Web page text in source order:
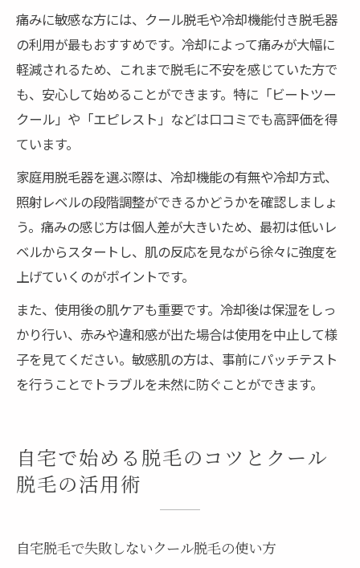
痛みに敏感な方には、クール脱毛や冷却機能付き脱毛器
の利用が最もおすすめです。冷却によって痛みが大幅に
軽減されるため、これまで脱毛に不安を感じていた方で
も、安心して始めることができます。特に「ビートツー
クール」や「エピレスト」などは口コミでも高評価を得
ています。
家庭用脱毛器を選ぶ際は、冷却機能の有無や冷却方式、
照射レベルの段階調整ができるかどうかを確認しましょ
う。痛みの感じ方は個人差が大きいため、最初は低いレ
ベルからスタートし、肌の反応を見ながら徐々に強度を
上げていくのがポイントです。
また、使用後の肌ケアも重要です。冷却後は保湿をしっ
かり行い、赤みや違和感が出た場合は使用を中止して様
子を見てください。敏感肌の方は、事前にパッチテスト
を行うことでトラブルを未然に防ぐことができます。
自宅で始める脱毛のコツとクール
脱毛の活用術
自宅脱毛で失敗しないクール脱毛の使い方